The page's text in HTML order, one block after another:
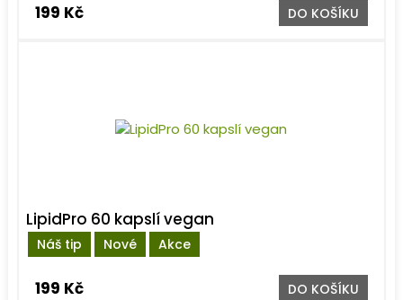
199 Kč DO KOŠÍKU
Náš tip Nové Akce
LipidPro 60 kapslí vegan
199 Kč DO KOŠÍKU